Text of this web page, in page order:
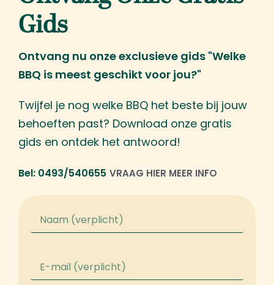
Gids
Ontvang nu onze exclusieve gids "Welke
BBQ is meest geschikt voor jou?"
Twijfel je nog welke BBQ het beste bij jouw
behoeften past? Download onze gratis
gids en ontdek het antwoord!
Bel: 0493/540655 VRAAG HIER MEER INFO